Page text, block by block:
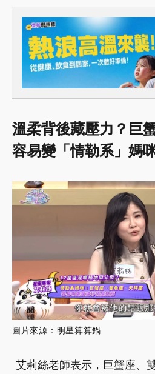
溫柔背後藏壓力？巨
容易變「情勒系」媽
圖片來源： 明星算算鍋
艾莉絲老師表示，巨蟹座、